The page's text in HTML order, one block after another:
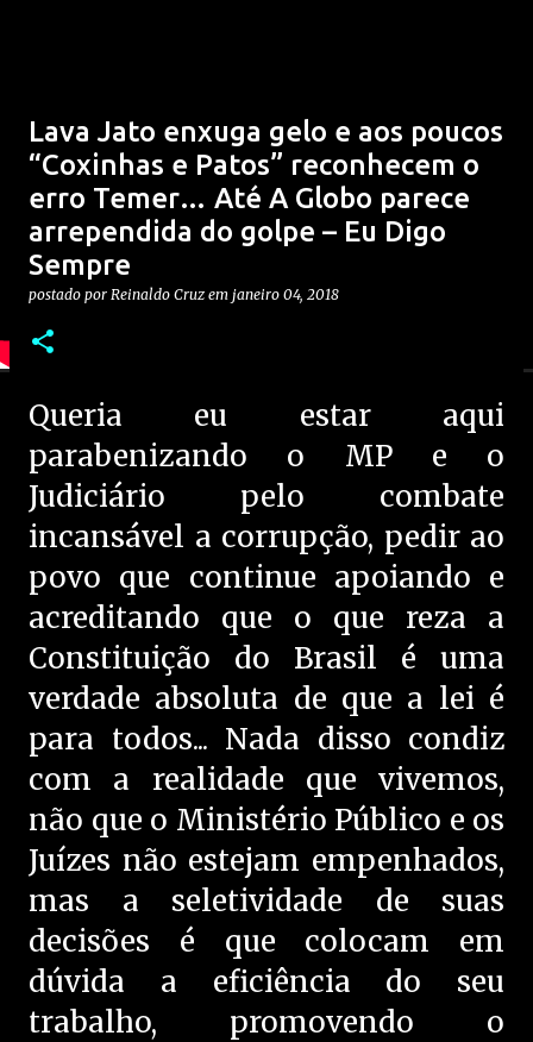
Lava Jato enxuga gelo e aos poucos
“Coxinhas e Patos” reconhecem o
erro Temer… Até A Globo parece
arrependida do golpe – Eu Digo
Sempre
postado por Reinaldo Cruz em janeiro 04, 2018
Queria eu estar aqui
parabenizando o MP e o
Judiciário pelo combate
incansável a corrupção, pedir ao
povo que continue apoiando e
acreditando que o que reza a
Constituição do Brasil é uma
verdade absoluta de que a lei é
para todos... Nada disso condiz
com a realidade que vivemos,
não que o Ministério Público e os
Juízes não estejam empenhados,
mas a seletividade de suas
decisões é que colocam em
dúvida a eficiência do seu
trabalho, promovendo o